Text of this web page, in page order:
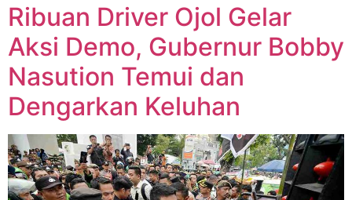
Ribuan Driver Ojol Gelar
Aksi Demo, Gubernur Bobby
Nasution Temui dan
Dengarkan Keluhan